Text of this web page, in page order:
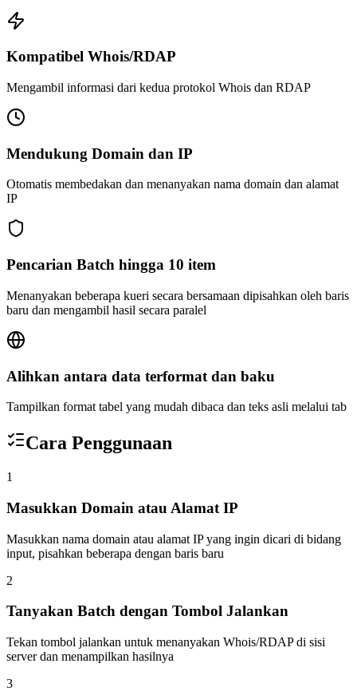
Kompatibel Whois/RDAP
Mengambil informasi dari kedua protokol Whois dan RDAP
Mendukung Domain dan IP
Otomatis membedakan dan menanyakan nama domain dan alamat
IP
Pencarian Batch hingga 10 item
Menanyakan beberapa kueri secara bersamaan dipisahkan oleh baris
baru dan mengambil hasil secara paralel
Alihkan antara data terformat dan baku
Tampilkan format tabel yang mudah dibaca dan teks asli melalui tab
Cara Penggunaan
1
Masukkan Domain atau Alamat IP
Masukkan nama domain atau alamat IP yang ingin dicari di bidang
input, pisahkan beberapa dengan baris baru
2
Tanyakan Batch dengan Tombol Jalankan
Tekan tombol jalankan untuk menanyakan Whois/RDAP di sisi
server dan menampilkan hasilnya
3